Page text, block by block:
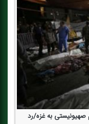
صهیونیستی به غزه/رد